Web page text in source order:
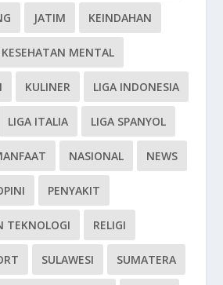
JATIM KEINDAHAN
KESEHATAN MENTAL
KULINER LIGA INDONESIA
LIGA ITALIA LIGA SPANYOL
NASIONAL NEWS
PENYAKIT
TEKNOLOGI RELIGI
SULAWESI SUMATERA